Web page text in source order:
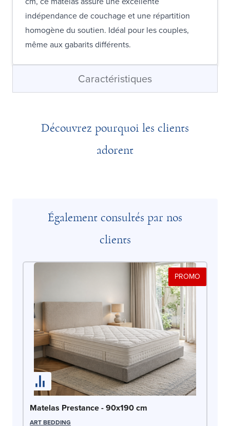
indépendance de couchage et une répartition
homogène du soutien. Idéal pour les couples,
même aux gabarits différents.
Caractéristiques
Découvrez pourquoi les clients
adorent
Également consultés par nos
clients
PROMO
Matelas Prestance - 90x190 cm
ART BEDDING